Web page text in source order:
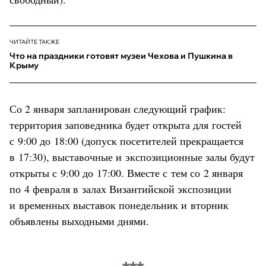
ЧИТАЙТЕ ТАКЖЕ
Что на праздники готовят музеи Чехова и Пушкина в
Крыму
Со 2 января запланирован следующий график:
территория заповедника будет открыта для гостей
с 9:00 до 18:00 (допуск посетителей прекращается
в 17:30), выставочные и экспозиционные залы будут
открыты с 9:00 до 17:00. Вместе с тем со 2 января
по 4 февраля в залах Византийской экспозиции
и временных выставок понедельник и вторник
объявлены выходными днями.